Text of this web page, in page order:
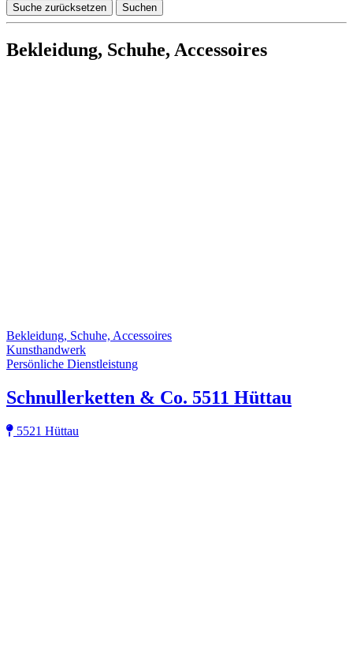
Suche zurücksetzen Suchen
Bekleidung, Schuhe, Accessoires
Bekleidung, Schuhe, Accessoires
Kunsthandwerk
Persönliche Dienstleistung
Schnullerketten & Co. 5511 Hüttau
5521 Hüttau